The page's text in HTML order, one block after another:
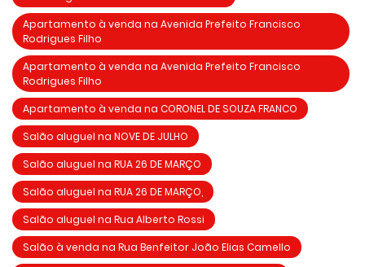
Apartamento à venda na Avenida Prefeito Francisco
Rodrigues Filho
Apartamento à venda na Avenida Prefeito Francisco
Rodrigues Filho
Apartamento à venda na CORONEL DE SOUZA FRANCO
Salão aluguel na NOVE DE JULHO
Salão aluguel na RUA 26 DE MARÇO
Salão aluguel na RUA 26 DE MARÇO,
Salão aluguel na Rua Alberto Rossi
Salão à venda na Rua Benfeitor João Elias Camello